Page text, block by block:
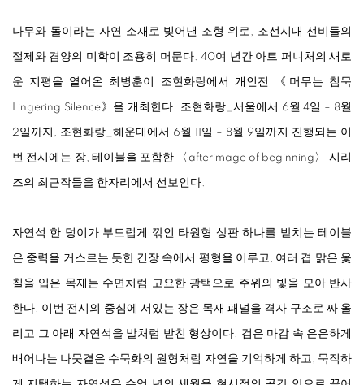
나무와 돌이라는 자연 소재로 빚어낸 조형 위로, 조선시대 선비들의
절제와 겸양의 미학이 조용히 머문다. 40여 년간 아트 퍼니처의 새로
운 지평을 열어온 최병훈이 조현화랑에서 개인전 《머무는 침묵
Lingering Silence》을 개최한다. 조현화랑_서울에서 6월 4일 – 8월
2일까지, 조현화랑_해운대에서 6월 11일 – 8월 9일까지 진행되는 이
번 전시에는 장, 테이블을 포함한 〈 afterimage of beginning 〉 시리
즈의 최근작들을 한자리에서 선보인다.
자연석 한 덩이가 부드럽게 깎인 타원형 상판 하나를 받치는 테이블
은 중력을 거스르는 듯한 긴장 속에서 평형을 이루고, 여러 겹 맑은 옻
칠을 입은 목재는 수면처럼 고요한 광택으로 주위의 빛을 모아 반사
한다. 이번 전시의 중심에 서있는 장은 목재 패널을 격자 구조로 짜 올
리고 그 아래 자연석을 발처럼 받친 형상이다. 검은 마감 속 은은하게
배어나는 나뭇결은 수묵화의 원형처럼 자연을 기억하게 하고, 묵직하